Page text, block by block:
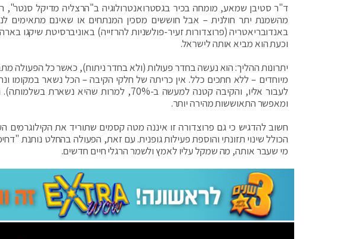
ד"ר סטיבן שמאע, מומחה בכיר בגסטרואנטרולוגיה ב"הרצליה מדיקל סנטר",
מהשמנת יתר חולנית – אבל חוששים מסכין המנתחים או שאינם מתאימים
באנדובריאטריה (פרוצדורות זעיר-פולשניות להרזייה) באוניברסיטת שיקגו
וכעת הוא מביא אותה לישראל.
יתרונות ההליך: הוא נעשה בחדר פעולות (ולא בחדר ניתוח), כאשר כל הפעולה
לעבור אליו, והקיבה קטנה למעשה ב-70%,
ומאפשר התאוששות מהירה יותר.
חשוב להדגיש כי גם פרוצדורה זו איננה מטה קסמים שתוריד את
הכולל שינוי תזונתי והוספת פעילות גופנית. עם זאת, הפעולה בהחלט נותנת
מי שעבר אותה, מה שמקל עליו לאמץ ולשמר הרגלי חיים חדשים.